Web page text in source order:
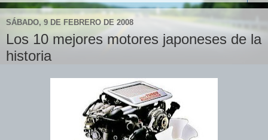
SÁBADO, 9 DE FEBRERO DE 2008
Los 10 mejores motores japoneses de la
historia